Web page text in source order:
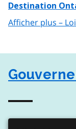
Destination
Afficher plus –